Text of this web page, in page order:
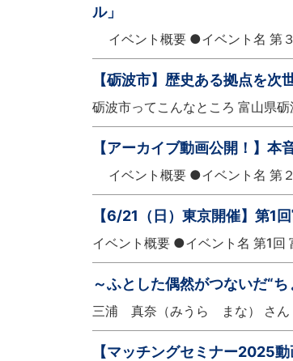
ル」
イベント概要 ●イベント名 第
【砺波市】歴史ある拠点を次
砺波市ってこんなところ 富山県
【アーカイブ動画公開！】
イベント概要 ●イベント名 第
【6/21（日）東京開催】第1
イベント概要 ●イベント名 第1
～ふとした偶然がつないだ“
三浦 真奈（みうら まな） さん
【マッチングセミナー2025